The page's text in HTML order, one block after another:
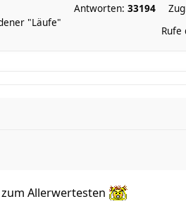
"Läufe"
Antworten: 33194
Rufe
Allerwertesten